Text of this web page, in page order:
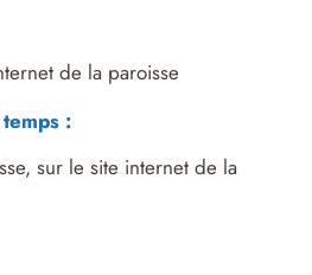
de la paroisse
:
sur le site internet de la